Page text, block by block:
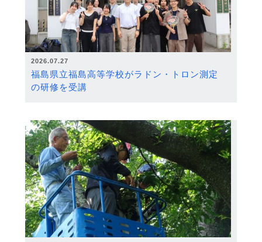
2026.07.27
福島県立福島高等学校がラドン・トロン測定
の研修を受講